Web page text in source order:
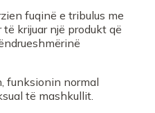
fuqinë e tribulus me
krijuar një produkt që
funksionin normal
të mashkullit.